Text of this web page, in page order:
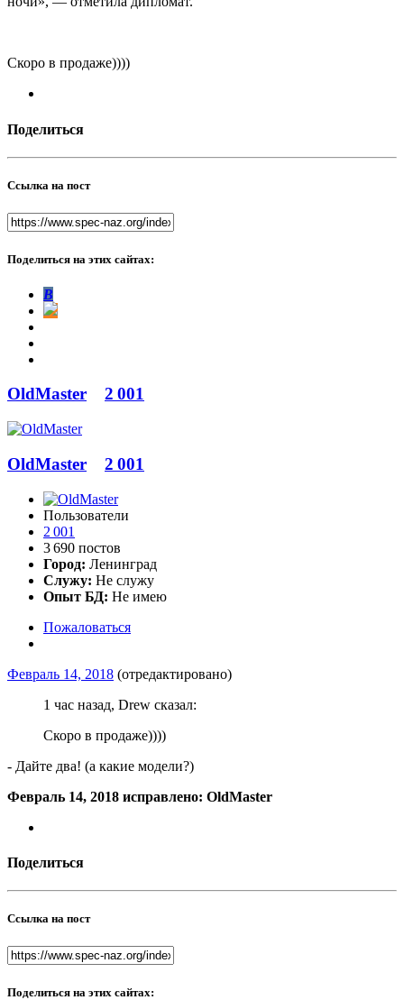
Скоро в продаже))))
Поделиться
Ссылка на пост
Поделиться на этих сайтах:
В
OldMaster 2 001
OldMaster 2 001
Пользователи
2 001
3 690 постов
Город: Ленинград
Служу: Не служу
Опыт БД: Не имею
Пожаловаться
Февраль 14, 2018 (отредактировано)
1 час назад, Drew сказал:
Скоро в продаже))))
- Дайте два! (а какие модели?)
Февраль 14, 2018 исправлено: OldMaster
Поделиться
Ссылка на пост
Поделиться на этих сайтах: